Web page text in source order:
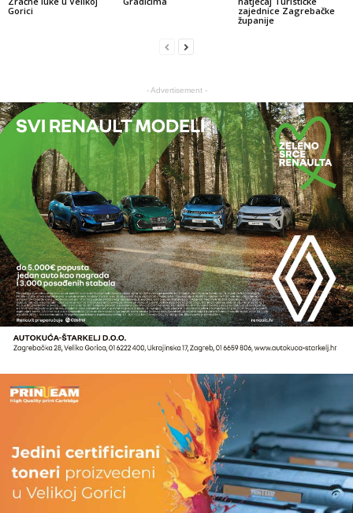
Gorici
zajednice Zagrebačke
županije
- Advertisement -